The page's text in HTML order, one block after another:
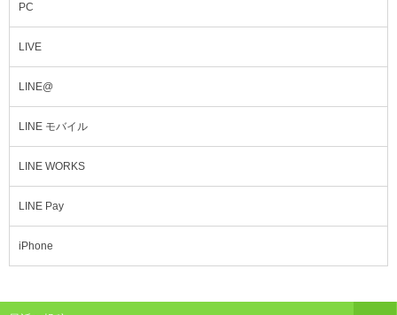
PC
LIVE
LINE@
LINE モバイル
LINE WORKS
LINE Pay
iPhone